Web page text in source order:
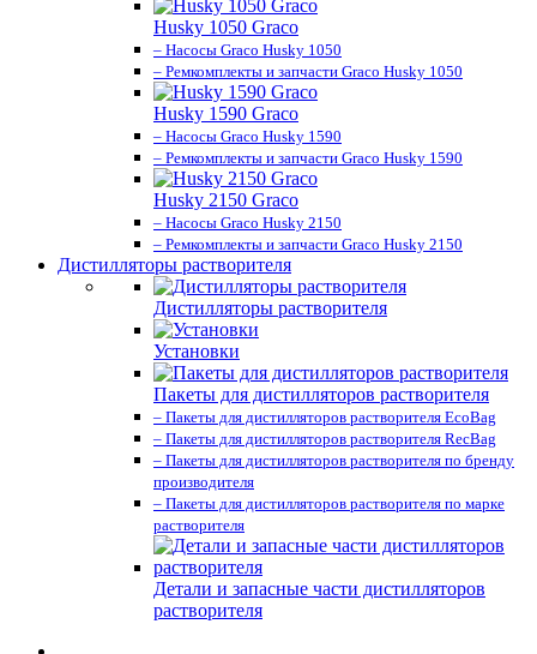
Husky 1050 Graco
– Насосы Graco Husky 1050
– Ремкомплекты и запчасти Graco Husky 1050
Husky 1590 Graco
– Насосы Graco Husky 1590
– Ремкомплекты и запчасти Graco Husky 1590
Husky 2150 Graco
– Насосы Graco Husky 2150
– Ремкомплекты и запчасти Graco Husky 2150
Дистилляторы растворителя
Дистилляторы растворителя
Установки
Пакеты для дистилляторов растворителя
– Пакеты для дистилляторов растворителя EcoBag
– Пакеты для дистилляторов растворителя RecBag
– Пакеты для дистилляторов растворителя по бренду
производителя
– Пакеты для дистилляторов растворителя по марке
растворителя
Детали и запасные части дистилляторов
растворителя